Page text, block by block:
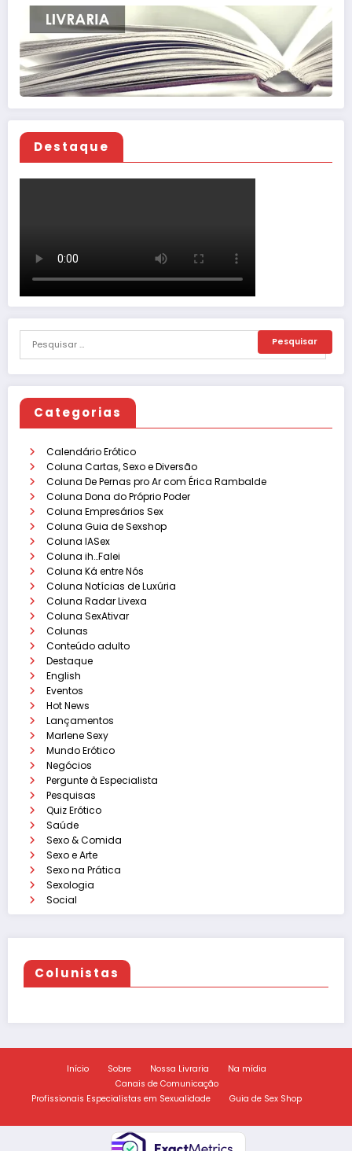
Destaque
Categorias
Calendário Erótico
Coluna Cartas, Sexo e Diversão
Coluna De Pernas pro Ar com Érica Rambalde
Coluna Dona do Próprio Poder
Coluna Empresários Sex
Coluna Guia de Sexshop
Coluna IASex
Coluna ih…Falei
Coluna Ká entre Nós
Coluna Notícias de Luxúria
Coluna Radar Livexa
Coluna SexAtivar
Colunas
Conteúdo adulto
Destaque
English
Eventos
Hot News
Lançamentos
Marlene Sexy
Mundo Erótico
Negócios
Pergunte à Especialista
Pesquisas
Quiz Erótico
Saúde
Sexo & Comida
Sexo e Arte
Sexo na Prática
Sexologia
Social
Colunistas
Início Sobre Nossa Livraria
Na mídia
Canais de Comunicação
Profissionais Especialistas em Sexualidade
Guia de Sex Shop